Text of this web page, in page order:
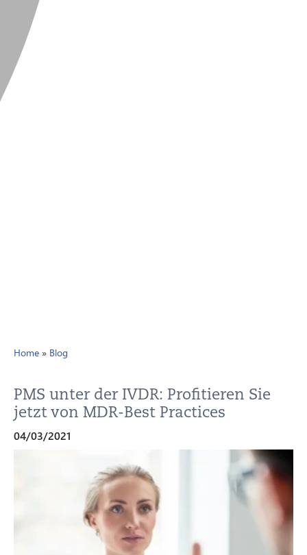
Home » Blog
PMS unter der IVDR: Profitieren Sie
jetzt von MDR-Best Practices
04/03/2021